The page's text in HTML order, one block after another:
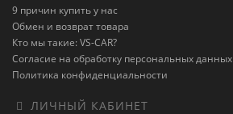
9 причин купить у нас
Обмен и возврат товара
Кто мы такие: VS-CAR?
Согласие на обработку персональных данных
Политика конфиденциальности
ЛИЧНЫЙ КАБИНЕТ